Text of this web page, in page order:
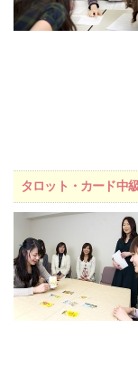
タロット・カード中